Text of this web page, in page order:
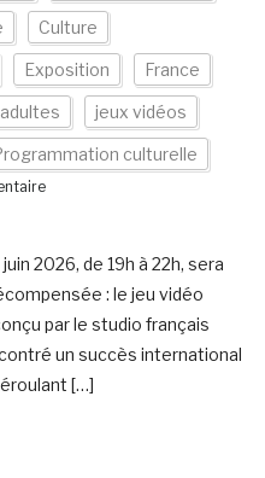
Culture
Exposition France
jeux vidéos
culturelle
2026, de 19h à 22h, sera
: le jeu vidéo
par le studio français
un succès international
[…]